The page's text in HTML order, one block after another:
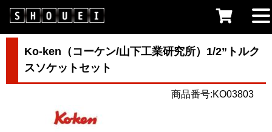
Ko-ken（コーケン/山下工業研究所）1/2”トルク
スソケットセット
商品番号:KO03803